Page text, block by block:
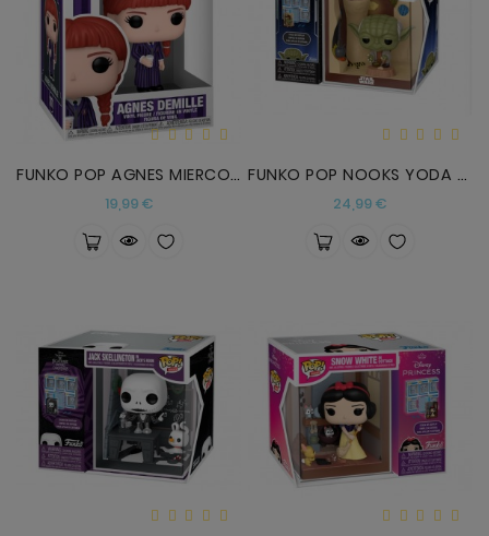
FUNKO POP AGNES MIERCOLES
19,99 €Precio
FUNKO POP NOOKS YODA STAR WARS
24,99 €